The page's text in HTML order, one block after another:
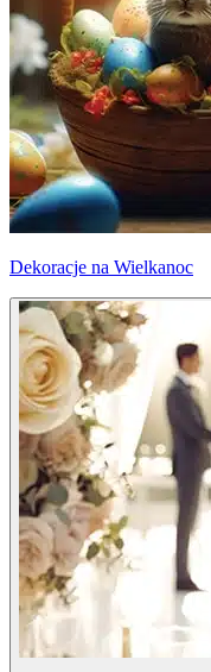
Dekoracje na Wielkanoc